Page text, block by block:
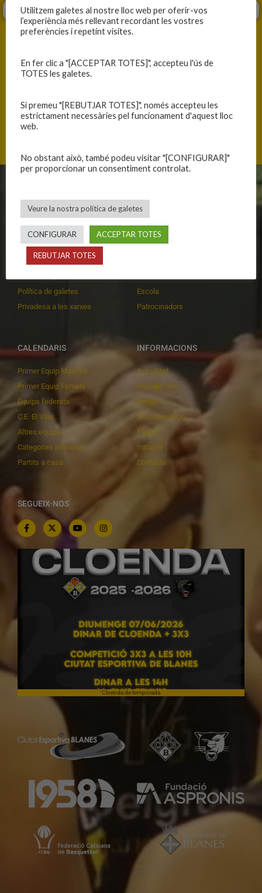
MILLORA DE JOC ELS ERRORS ES PAGUEN
Organització
Publicacions
Avís legal
Política de galetes
Privadesa a les xarxes
Primer equip femení
Equips masculins
Escola
Patrocinadors
CALENDARIS
Primer Equip Masculí
Primer Equip Femení
Equips federats
C.E. El Vilar
Altres equips
Categories inferiors
Partits a casa
INFORMACIONS
Actualitat
Inscripcions
Botiga
Documentació
Playoff
Intranet
Contacte
SEGUEIX-NOS
Cloenda de temporada
Utilitzem galetes al nostre lloc web per oferir-vos
l’experiència més rellevant recordant les vostres
preferències i repetint visites.
En fer clic a "[ACCEPTAR TOTES]", accepteu l'ús de
TOTES les galetes.
Si premeu "[REBUTJAR TOTES]", només accepteu les
estrictament necessàries pel funcionament d'aquest lloc
web.
No obstant això, també podeu visitar "[CONFIGURAR]"
per proporcionar un consentiment controlat.
Veure la nostra política de galetes
CONFIGURAR ACCEPTAR TOTES
REBUTJAR TOTES